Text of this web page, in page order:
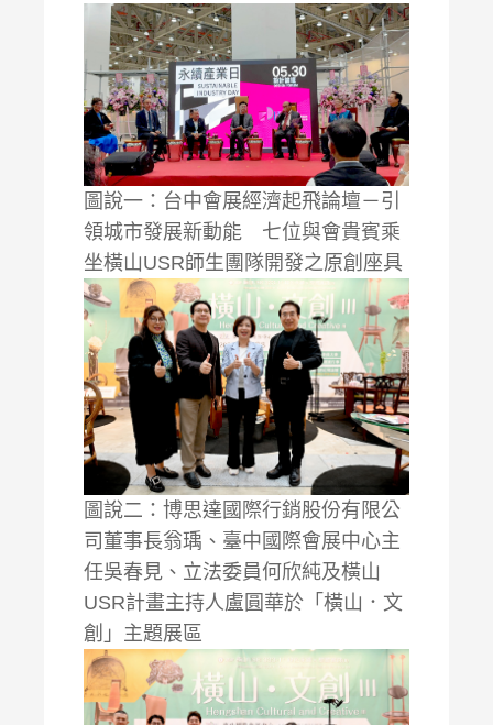
圖說一：台中會展經濟起飛論壇－引
領城市發展新動能 七位與會貴賓乘
坐橫山USR師生團隊開發之原創座具
圖說二：博思達國際行銷股份有限公
司董事長翁瑀、臺中國際會展中心主
任吳春見、立法委員何欣純及橫山
USR計畫主持人盧圓華於「橫山．文
創」主題展區